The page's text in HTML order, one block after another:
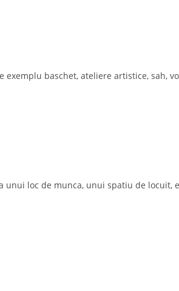
baschet, ateliere artistice, sah,
loc de munca, unui spatiu de locuit,